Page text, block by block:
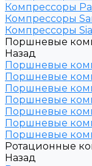
Компрессоры
Компрессоры
Компрессоры
Поршневые
Назад
Поршневые
Поршневые
Поршневые
Поршневые
Поршневые
Поршневые
Поршневые
Ротационные
Назад